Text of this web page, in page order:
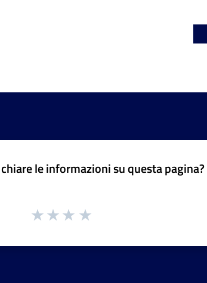
le informazioni su questa pagina?